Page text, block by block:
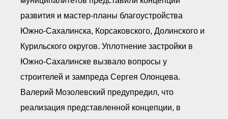
развития и мастер-планы благоустройства
Южно-Сахалинска, Корсаковского, Долинского и
Курильского округов. Уплотнение застройки в
Южно-Сахалинске вызвало вопросы у
строителей и зампреда Сергея Олонцева.
Валерий Мозолевский предупредил, что
реализация представленной концепции, в